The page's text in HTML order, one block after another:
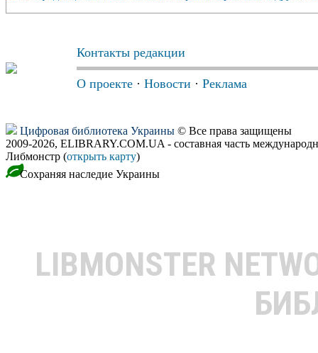
Контакты редакции
О проекте · Новости · Реклама
Цифровая библиотека Украины © Все права защищены
2009-2026, ELIBRARY.COM.UA - составная часть
Либмонстр (открыть карту)
Сохраняя наследие Украины
LIBMONSTER